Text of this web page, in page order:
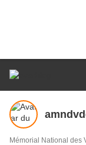
Mémorial National des